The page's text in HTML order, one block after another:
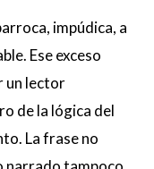
impúdica, a
Ese exceso
un lector
de la lógica del
La frase no